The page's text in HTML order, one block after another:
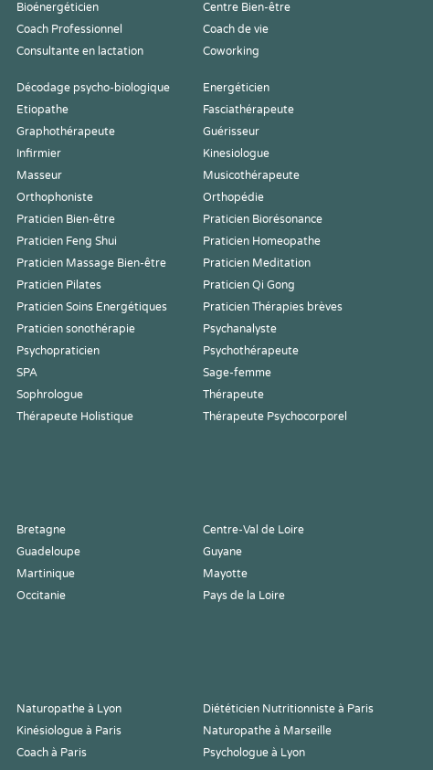
Bioénergéticien
Centre Bien-être
Coach Professionnel
Coach de vie
Consultante en lactation Coworking
Décodage psycho-biologique
Energéticien
Etiopathe
Fasciathérapeute
Graphothérapeute
Guérisseur
Infirmier
Kinesiologue
Masseur
Musicothérapeute
Orthophoniste
Orthopédie
Praticien Bien-être
Praticien Biorésonance
Praticien Feng Shui
Praticien Homeopathe
Praticien Massage Bien-être
Praticien Meditation
Praticien Pilates
Praticien Qi Gong
Praticien Soins Energétiques
Praticien Thérapies brèves
Praticien sonothérapie
Psychanalyste
Psychopraticien
Psychothérapeute
SPA
Sage-femme
Sophrologue
Thérapeute
Thérapeute Holistique
Thérapeute Psychocorporel
Bretagne
Centre-Val de Loire
Guadeloupe
Guyane
Martinique
Mayotte
Occitanie
Pays de la Loire
Naturopathe à Lyon
Diététicien Nutritionniste à Paris
Kinésiologue à Paris
Naturopathe à Marseille
Coach à Paris
Psychologue à Lyon